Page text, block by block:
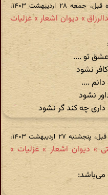
در ‫۲ سال و ۲ ماه قبل، جمعه ۲۸ اردیبهشت ۱۴۰۳،
» دیوان اشعار » غزلیات
تو ....
نشود
....
نشود
چه کند گر نشود
در ‫۲ سال و ۲ ماه قبل، پنجشنبه ۲۷ اردیبهشت ۱۴۰۳،
» دیوان اشعار » غزلیات »